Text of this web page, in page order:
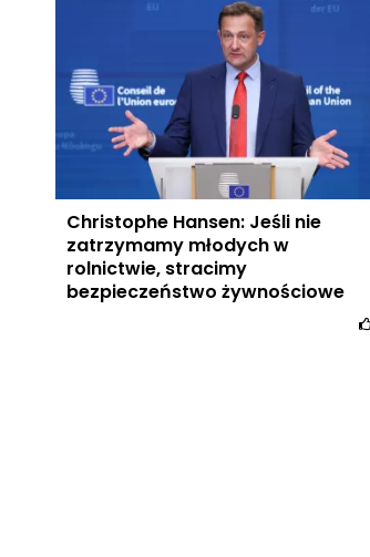
Christophe Hansen: Jeśli nie
zatrzymamy młodych w
rolnictwie, stracimy
bezpieczeństwo żywnościowe